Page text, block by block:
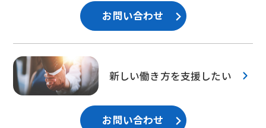
お問い合わせ
新しい働き方を支援したい
お問い合わせ